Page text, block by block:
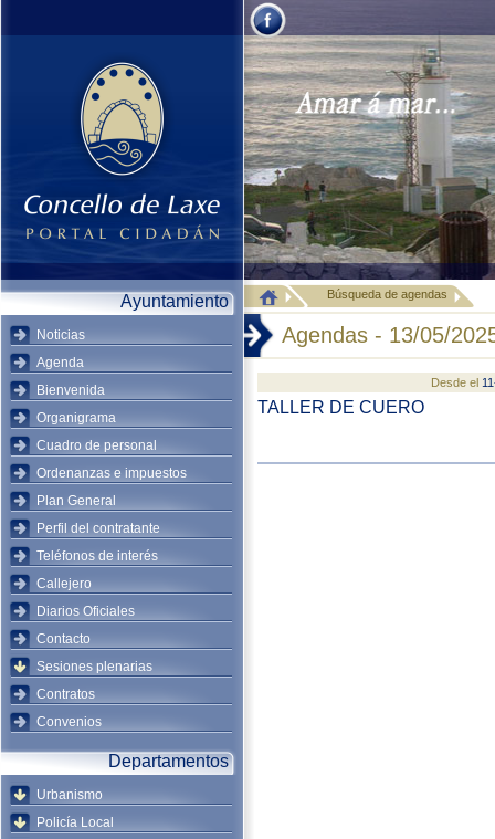
Ayuntamiento
Noticias
Agenda
Bienvenida
Organigrama
Cuadro de personal
Ordenanzas e impuestos
Plan General
Perfil del contratante
Teléfonos de interés
Callejero
Diarios Oficiales
Contacto
Sesiones plenarias
Contratos
Convenios
Departamentos
Urbanismo
Policía Local
Búsqueda de agendas
Agendas - 13/05/
Desde el
TALLER DE CUERO